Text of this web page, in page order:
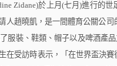
Zidane)於上月 (七月)進行的世
人趙曉凱，是一間體育公關公
服裝、鞋類、帽子以及啤酒產
在受訪時表示，「在世界盃決